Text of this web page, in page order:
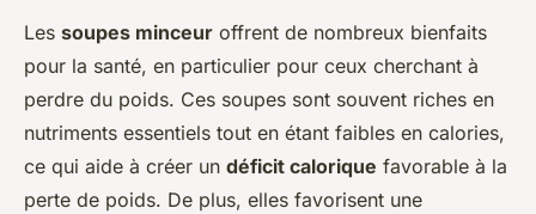
Les soupes minceur offrent de nombreux bienfaits
pour la santé, en particulier pour ceux cherchant à
perdre du poids. Ces soupes sont souvent riches en
nutriments essentiels tout en étant faibles en calories,
ce qui aide à créer un déficit calorique favorable à la
perte de poids. De plus, elles favorisent une